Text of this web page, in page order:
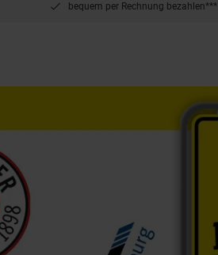
bequem per Rechnung bezahlen***